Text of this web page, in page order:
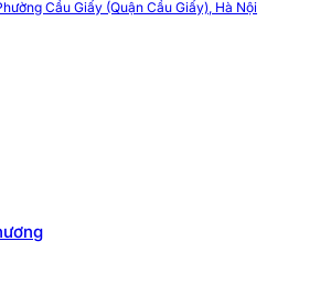
sát 24/24
tiêu chuẩn
tâm
chờ hiện đại
xe rộng rãi
công suất lớn, đáp ứng nguồn
phòng Vibex
nhất, liên hệ ngay với chúng tôi
Cầu Giấy (Quận Cầu Giấy), Hà Nội